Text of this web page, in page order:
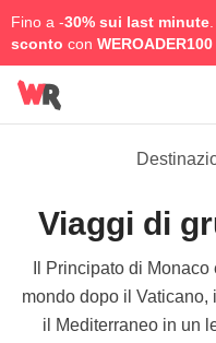
Fino a -30% sui last minute
sconto con WEROADER100
Viaggi di
Il Principato di
mondo dopo il Vaticano,
il Mediterraneo in un